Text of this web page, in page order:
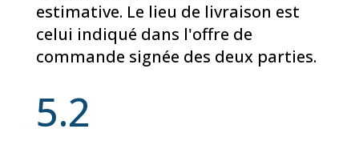
estimative. Le lieu de livraison est
celui indiqué dans l'offre de
commande signée des deux parties.
5.2